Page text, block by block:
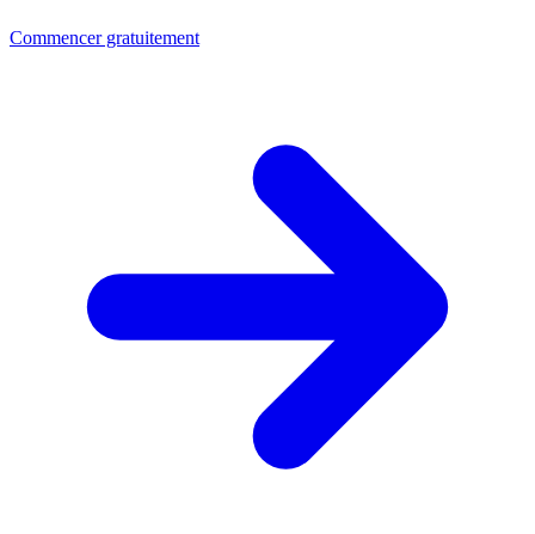
Commencer gratuitement